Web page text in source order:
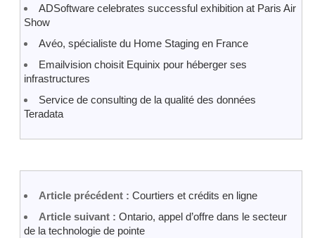
ADSoftware celebrates successful exhibition at Paris Air
Show
Avéo, spécialiste du Home Staging en France
Emailvision choisit Equinix pour héberger ses
infrastructures
Service de consulting de la qualité des données
Teradata
Article précédent : Courtiers et crédits en ligne
Article suivant : Ontario, appel d’offre dans le secteur
de la technologie de pointe